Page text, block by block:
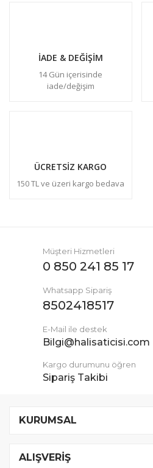
İADE & DEĞİŞİM
14 Gün içerisinde
iade/değişim
ÜCRETSİZ KARGO
150 TL ve üzeri kargo bedava
Müşteri Hizmetleri
0 850 241 85 17
Whatsapp Sipariş
8502418517
E-Mail ile destek
Bilgi@halisaticisi.com
Kargo durumunu öğren
Sipariş Takibi
KURUMSAL
ALIŞVERİŞ